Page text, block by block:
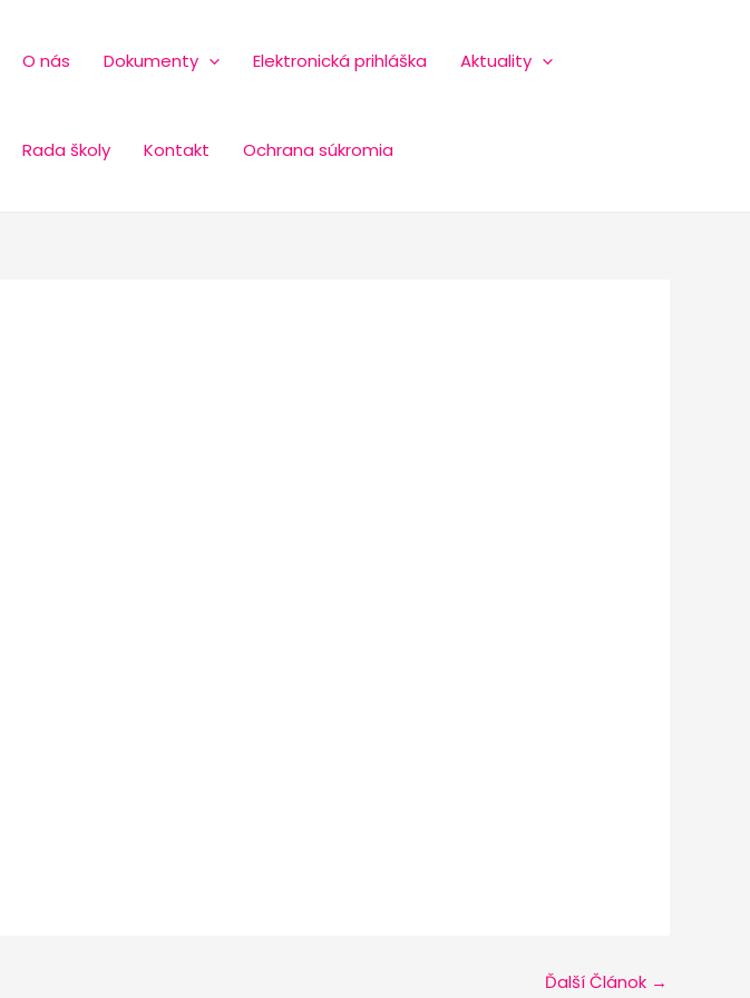
O nás Dokumenty Elektronická prihláška Aktuality
Rada školy Kontakt Ochrana súkromia
Ďalší Článok →